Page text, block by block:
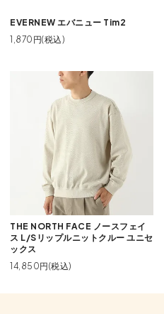
EVERNEW エバニュー Tim2
1,870円(税込)
THE NORTH FACE ノースフェイ
ス L/Sリップルニットクルー ユニセ
ックス
14,850円(税込)